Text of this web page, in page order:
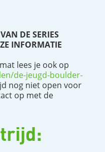
DE SERIES
INFORMATIE
lees je ook op
de-jeugd-boulder-
nog niet open voor
op met de